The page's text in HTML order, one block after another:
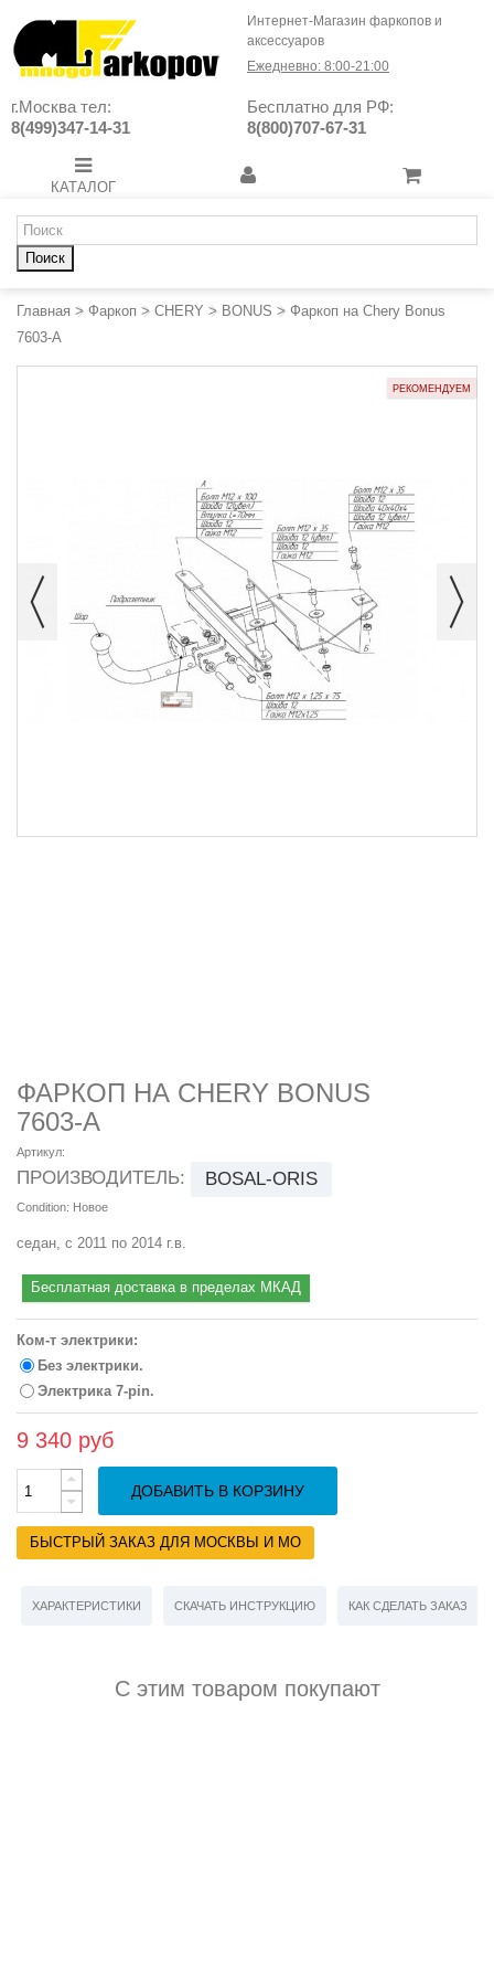
Интернет-Магазин фаркопов и
аксессуаров
Ежедневно: 8:00-21:00
г.Москва тел:
8(499)347-14-31
Бесплатно для РФ:
8(800)707-67-31
КАТАЛОГ
Поиск
Главная > Фаркоп > CHERY > BONUS > Фаркоп на Chery Bonus
7603-A
РЕКОМЕНДУЕМ
ФАРКОП НА CHERY BONUS
7603-A
Артикул:
ПРОИЗВОДИТЕЛЬ: BOSAL-ORIS
Condition: Новое
седан, с 2011 по 2014 г.в.
Бесплатная доставка в пределах МКАД
Ком-т электрики:
Без электрики.
Электрика 7-pin.
9 340 руб
ДОБАВИТЬ В КОРЗИНУ
БЫСТРЫЙ ЗАКАЗ ДЛЯ МОСКВЫ И МО
ХАРАКТЕРИСТИКИ СКАЧАТЬ ИНСТРУКЦИЮ КАК СДЕЛАТЬ ЗАКАЗ
С этим товаром покупают